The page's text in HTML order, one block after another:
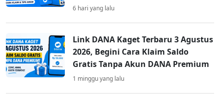
6 hari yang lalu
Link DANA Kaget Terbaru 3 Agustus
2026, Begini Cara Klaim Saldo
Gratis Tanpa Akun DANA Premium
1 minggu yang lalu